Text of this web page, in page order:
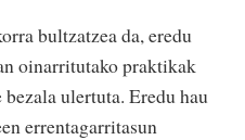
bultzatzea da, eredu
oinarritutako praktikak
ulertuta. Eredu hau
errentagarritasun